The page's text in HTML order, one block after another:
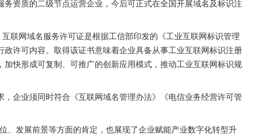
资质的二级节点运营企业，今后可正式在全国开展域名及标识注
联网域名服务许可证是根据工信部印发的《工业互联网标识管理
许可内容。取得该证书意味着企业具备从事工业互联网标识注册
快形成可复制、可推广的创新应用模式，推动工业互联网标识规
企业须同时符合《互联网域名管理办法》《电信业务经营许可管
、发展前景等方面的肯定，也展现了企业赋能产业数字化转型升